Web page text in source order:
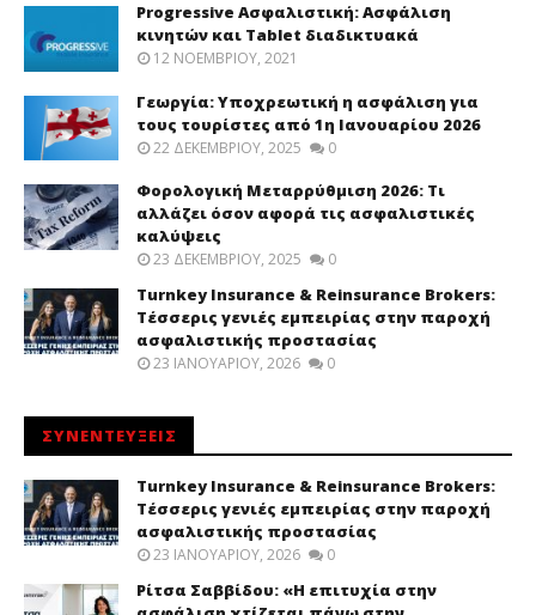
Progressive Ασφαλιστική: Ασφάλιση
κινητών και Tablet διαδικτυακά
12 ΝΟΕΜΒΡΊΟΥ, 2021
Γεωργία: Υποχρεωτική η ασφάλιση για
τους τουρίστες από 1η Ιανουαρίου 2026
22 ΔΕΚΕΜΒΡΊΟΥ, 2025 0
Φορολογική Μεταρρύθμιση 2026: Τι
αλλάζει όσον αφορά τις ασφαλιστικές
καλύψεις
23 ΔΕΚΕΜΒΡΊΟΥ, 2025 0
Turnkey Insurance & Reinsurance Brokers:
Τέσσερις γενιές εμπειρίας στην παροχή
ασφαλιστικής προστασίας
23 ΙΑΝΟΥΑΡΊΟΥ, 2026 0
ΣΥΝΕΝΤΕΥΞΕΙΣ
Turnkey Insurance & Reinsurance Brokers:
Τέσσερις γενιές εμπειρίας στην παροχή
ασφαλιστικής προστασίας
23 ΙΑΝΟΥΑΡΊΟΥ, 2026 0
Ρίτσα Σαββίδου: «Η επιτυχία στην